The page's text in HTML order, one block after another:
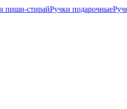
пиши-стирайРучки подарочные